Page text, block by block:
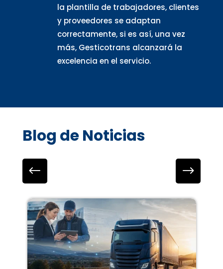
la plantilla de trabajadores, clientes
y proveedores se adaptan
correctamente, si es así, una vez
más, Gesticotrans alcanzará la
excelencia en el servicio.
Blog de Noticias